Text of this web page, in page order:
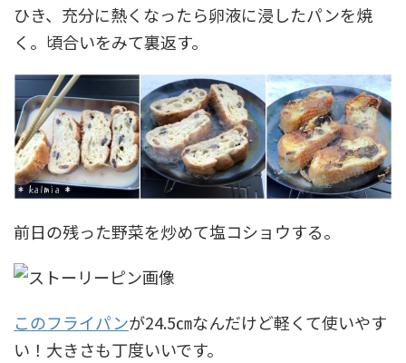
ひき、充分に熱くなったら卵液に浸したパンを焼
く。頃合いをみて裏返す。
前日の残った野菜を炒めて塩コショウする。
このフライパンが24.5㎝なんだけど軽くて使いやす
い！大きさも丁度いいです。